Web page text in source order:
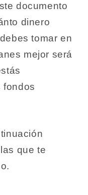
documento
dinero
tomar en
mejor será
fondos
que te